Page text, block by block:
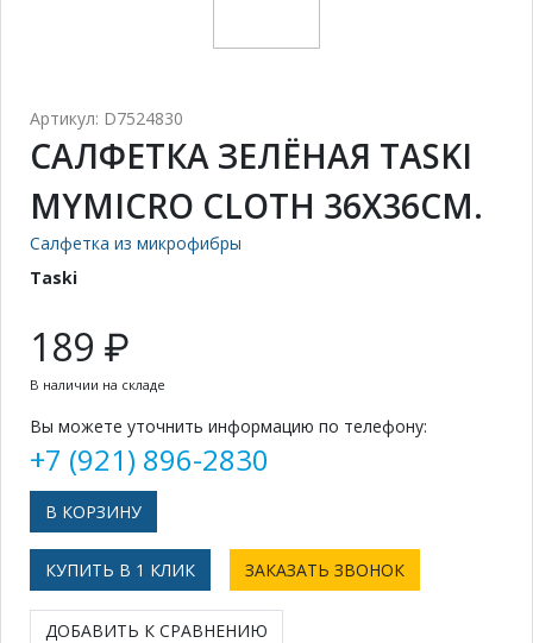
Артикул: D7524830
САЛФЕТКА ЗЕЛЁНАЯ TASKI
MYMICRO CLOTH 36X36СМ.
Салфетка из микрофибры
Taski
189 ₽
В наличии на складе
Вы можете уточнить информацию по телефону:
+7 (921) 896-2830
КУПИТЬ В 1 КЛИК ЗАКАЗАТЬ ЗВОНОК
ДОБАВИТЬ К СРАВНЕНИЮ